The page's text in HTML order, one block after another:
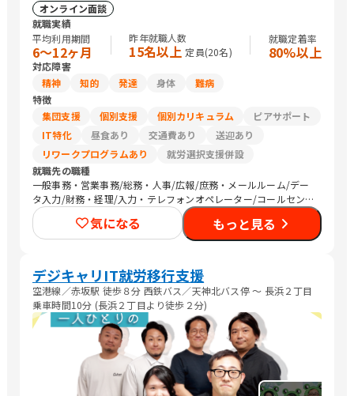
オンライン面談
就職実績
平均利用期間
6〜12ヶ月
昨年就職人数
15名以上 定員(20名)
就職定着率
80%以上
対応障害
精神
知的 発達 身体
難病
特徴
集団支援
個別支援 個別カリキュラム
ピアサポート
IT特化
昼食あり 交通費あり
送迎あり
リワークプログラムあり
就労選択支援併設
就職先の職種
一般事務・営業事務/総務・人事/広報/庶務・メールルーム/デー
タ入力/財務・経理/入力・テレフォンオペレーター/コールセンタ
ー/その他事務/梱包作業/検品/組立・組付け/その他軽作業/その
他営業/販売スタッフ・接客/バックヤード・商品管理/その他販
売/編集者/Web制作/DTPオペレーター/その他クリエイティブ/デ
ンジニア/ネットワークエンジニア/社内情報システム/その他IT/ヘ
ルプデスク/ヘルスキーパー/看護師/介護職員・ヘルパー/清掃/警
備
気になる もっと見る
デジキャリIT就労移行支援
空港線／赤坂駅 徒歩８分 西鉄バス／天神北バス停 〜 長浜２丁目
乗車時間10分 (長浜２丁目より徒歩２分)